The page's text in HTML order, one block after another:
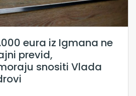
eura iz Igmana ne
previd,
snositi Vlada